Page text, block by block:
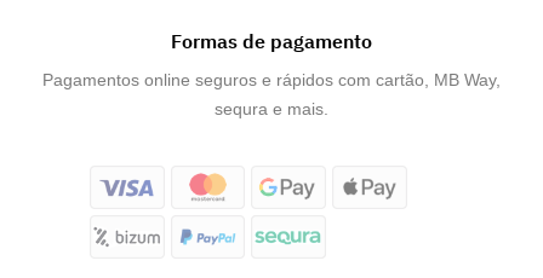
Formas de pagamento
Pagamentos online seguros e rápidos com cartão, MB Way,
sequra e mais.